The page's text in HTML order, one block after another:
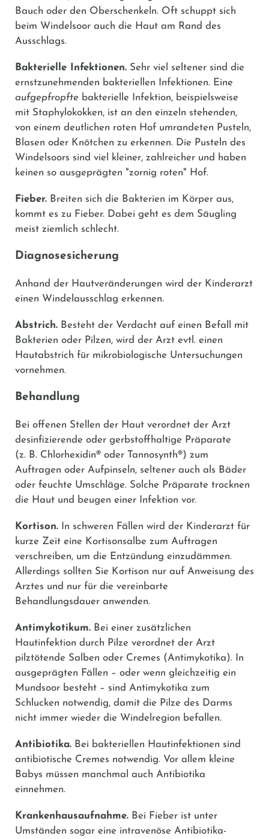
Bauch oder den Oberschenkeln. Oft schuppt sich
beim Windelsoor auch die Haut am Rand des
Ausschlags.
Bakterielle Infektionen. Sehr viel seltener sind die
ernstzunehmenden bakteriellen Infektionen. Eine
aufgepfropfte bakterielle Infektion, beispielsweise
mit Staphylokokken, ist an den einzeln stehenden,
von einem deutlichen roten Hof umrandeten Pusteln,
Blasen oder Knötchen zu erkennen. Die Pusteln des
Windelsoors sind viel kleiner, zahlreicher und haben
keinen so ausgeprägten "zornig roten" Hof.
Fieber. Breiten sich die Bakterien im Körper aus,
kommt es zu Fieber. Dabei geht es dem Säugling
meist ziemlich schlecht.
Diagnosesicherung
Anhand der Hautveränderungen wird der Kinderarzt
einen Windelausschlag erkennen.
Abstrich. Besteht der Verdacht auf einen Befall mit
Bakterien oder Pilzen, wird der Arzt evtl. einen
Hautabstrich für mikrobiologische Untersuchungen
vornehmen.
Behandlung
Bei offenen Stellen der Haut verordnet der Arzt
desinfizierende oder gerbstoffhaltige Präparate
(z. B. Chlorhexidin® oder Tannosynth®) zum
Auftragen oder Aufpinseln, seltener auch als Bäder
oder feuchte Umschläge. Solche Präparate trocknen
die Haut und beugen einer Infektion vor.
Kortison. In schweren Fällen wird der Kinderarzt für
kurze Zeit eine Kortisonsalbe zum Auftragen
verschreiben, um die Entzündung einzudämmen.
Allerdings sollten Sie Kortison nur auf Anweisung des
Arztes und nur für die vereinbarte
Behandlungsdauer anwenden.
Antimykotikum. Bei einer zusätzlichen
Hautinfektion durch Pilze verordnet der Arzt
pilztötende Salben oder Cremes (Antimykotika). In
ausgeprägten Fällen – oder wenn gleichzeitig ein
Mundsoor besteht – sind Antimykotika zum
Schlucken notwendig, damit die Pilze des Darms
nicht immer wieder die Windelregion befallen.
Antibiotika. Bei bakteriellen Hautinfektionen sind
antibiotische Cremes notwendig. Vor allem kleine
Babys müssen manchmal auch Antibiotika
einnehmen.
Krankenhausaufnahme. Bei Fieber ist unter
Umständen sogar eine intravenöse Antibiotika-